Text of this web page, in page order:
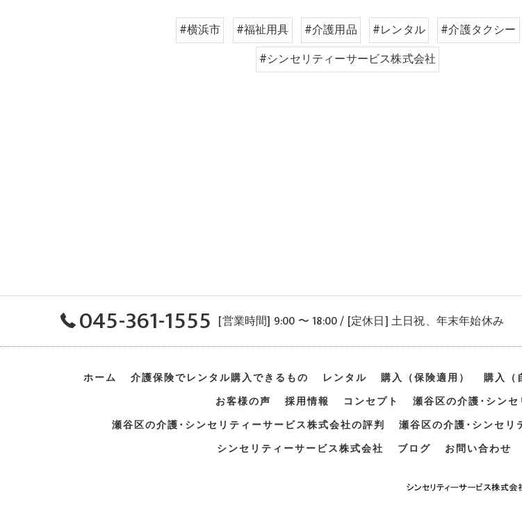
#横浜市 #福祉用具 #介護用品 #レンタル
#介護タクシー
#シンセリティーサービス株式会社
045-361-1555 [営業時間] 9:00 〜 18:00 / [定休日] 土日祝、年末年始休み
ホーム 介護保険でレンタル購入できるもの レンタル 購入（保険適用） 購入（
お客様の声
採用情報 コンセプト
瀬谷区の介護･シン
瀬谷区の介護･シンセリティーサービス株式会社の評判
瀬谷区の介護･シンセリ
シンセリティーサービス株式会社
ブログ お問い合わせ